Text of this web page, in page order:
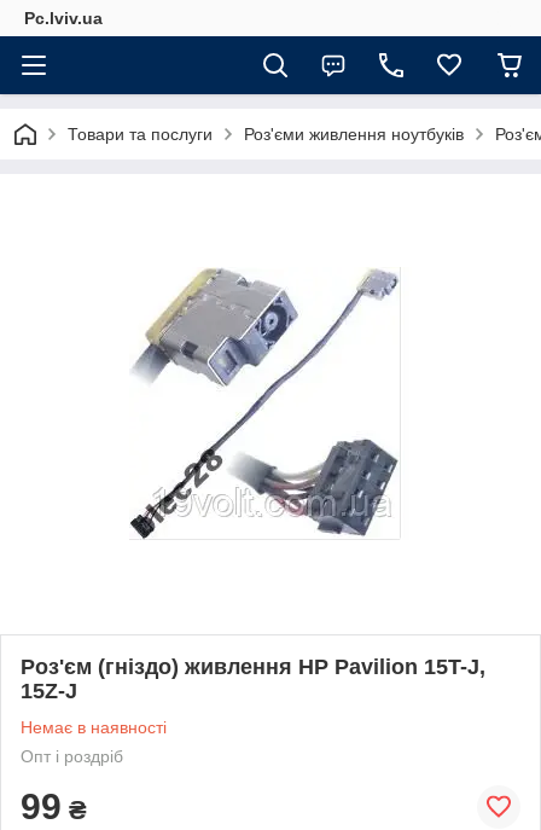
Pc.lviv.ua
Товари та послуги Роз'єми живлення ноутбуків
Роз'єм (гніздо) живлення HP Pavilion 15T-J,
15Z-J
Немає в наявності
Опт і роздріб
99 ₴